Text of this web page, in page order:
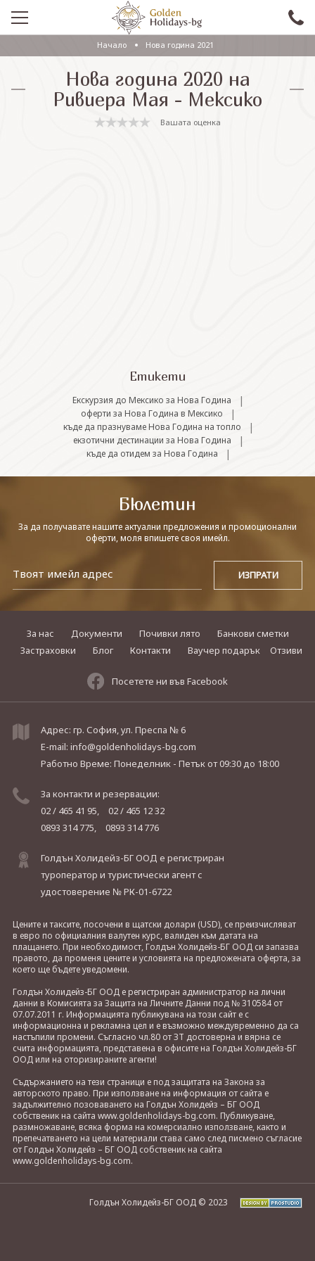
ПРОМО
EКСКУРЗИИ СЪС САМОЛЕТ
ЕКСКУРЗИИ С АВТОБУС
Начало Нова година 2021
Нова година 2020 на
Ривиера Мая - Мексико
Вашата оценка
Етикети
Екскурзия до Мексико за Нова Година |
оферти за Нова Година в Мексико |
къде да празнуваме Нова Година на топло |
екзотични дестинации за Нова Година |
къде да отидем за Нова Година |
Бюлетин
За да получавате нашите актуални предложения и промоционални
оферти, моля впишете своя имейл.
За нас Документи Почивки лято
Банкови сметки
Застраховки
Блог Контакти Ваучер подарък Отзиви
Посетете ни във Facebook
Адрес: гр. София, ул. Преспа № 6
E-mail: info@goldenholidays-bg.com
Работно Време: Понеделник - Петъкот 09:30 до 18:00
За контакти и резервации:
02 / 465 41 95,
02 / 465 12 32
0893 314 775,
0893 314 776
Голдън Холидейз-БГ ООД е регистриран
туроператор и туристически агент с
удостоверение № РК-01-6722
Цените и таксите, посочени в щатски долари (USD), се преизчисляват
в евро по официалния валутен курс, валиден към датата на
плащането. При необходимост, Голдън Холидейз-БГ ООД си запазва
правото, да променя цените и условията на предложената оферта, за
което ще бъдете уведомени.
Голдън Холидейз-БГ ООД е регистриран администратор на лични
данни в Комисията за Защита на Личните Данни под № 310584 от
07.07.2011 г. Информацията публикувана на този сайт е с
информационна и рекламна цел и е възможно междувременно да са
настъпили промени. Съгласно чл.80 от ЗТ достоверна и вярна се
счита информацията, представена в офисите на Голдън Холидейз-БГ
ООД или на оторизираните агенти!
Съдържанието на тези страници е под защитата на Закона за
авторското право. При използване на информация от сайта е
задължително позоваването на Голдън Холидейз – БГ ООД
собственик на сайта www.goldenholidays-bg.com. Публикуване,
размножаване, всяка форма на комерсиално използване, както и
препечатването на цели материали става само след писмено съгласие
от Голдън Холидейз – БГ ООД собственик на сайта
www.goldenholidays-bg.com.
Голдън Холидейз-БГ ООД © 2023